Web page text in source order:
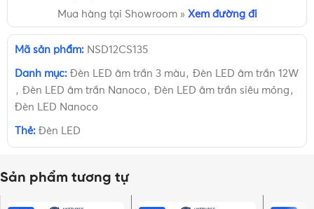
Mua hàng tại Showroom » Xem đường đi
Mã sản phẩm: NSD12CS135
Danh mục: Đèn LED âm trần 3 màu , Đèn LED âm trần 12W
, Đèn LED âm trần Nanoco , Đèn LED âm trần siêu mỏng ,
Đèn LED Nanoco
Thẻ: Đèn LED
Sản phẩm tương tự